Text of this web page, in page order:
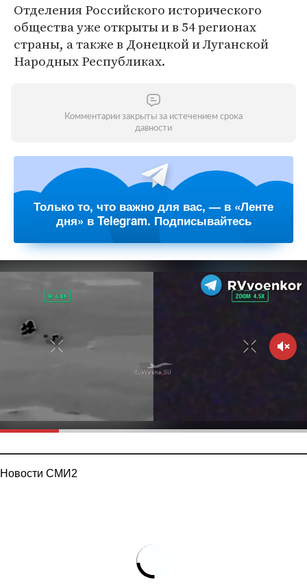
Отделения Российского исторического
общества уже открыты и в 54 регионах
страны, а также в Донецкой и Луганской
Народных Республиках.
Комментарии закрыты за истечением срока
давности
Только то, что важно для вас, — в «Ленте
дня» в Telegram. Подписывайтесь
Новости СМИ2